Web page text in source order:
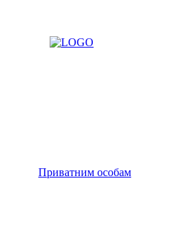
Приватним особам